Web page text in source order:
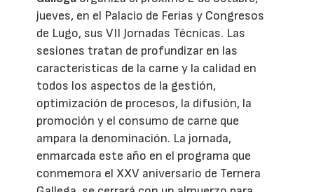
jueves, en el Palacio de Ferias y Congresos
de Lugo, sus VII Jornadas Técnicas. Las
sesiones tratan de profundizar en las
características de la carne y la calidad en
todos los aspectos de la gestión,
optimización de procesos, la difusión, la
promoción y el consumo de carne que
ampara la denominación. La jornada,
enmarcada este año en el programa que
conmemora el XXV aniversario de Ternera